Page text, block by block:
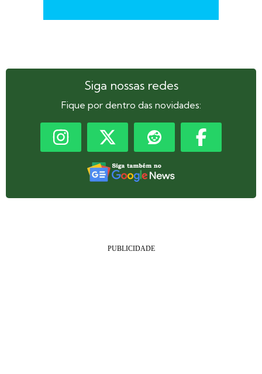
Siga nossas redes
Fique por dentro das novidades: